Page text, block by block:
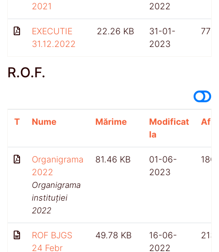
2021
2022
EXECUTIE
31.12.2022
22.26 KB
31-01-
2023
775
R.O.F.
T Nume Mărime
Modificat
la
Organigrama
2022
Organigrama
instituției
2022
81.46 KB
01-06-
2023
ROF BJGS
24 Febr
49.78 KB
16-06-
2022